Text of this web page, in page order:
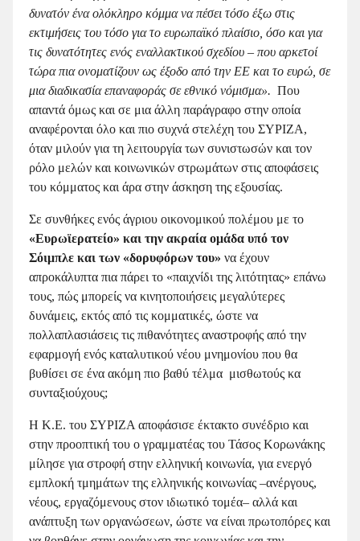
δυνατόν ένα ολόκληρο κόμμα να πέσει τόσο έξω στις
εκτιμήσεις του τόσο για το ευρωπαϊκό πλαίσιο, όσο και για
τις δυνατότητες ενός εναλλακτικού σχεδίου – που αρκετοί
τώρα πια ονοματίζουν ως έξοδο από την ΕΕ και το ευρώ, σε
μια διαδικασία επαναφοράς σε εθνικό νόμισμα». Που
απαντά όμως και σε μια άλλη παράγραφο στην οποία
αναφέρονται όλο και πιο συχνά στελέχη του ΣΥΡΙΖΑ,
όταν μιλούν για τη λειτουργία των συνιστωσών και τον
ρόλο μελών και κοινωνικών στρωμάτων στις αποφάσεις
του κόμματος και άρα στην άσκηση της εξουσίας.
Σε συνθήκες ενός άγριου οικονομικού πολέμου με το
«Ευρωϊερατείο» και την ακραία ομάδα υπό τον
Σόιμπλε και των «δορυφόρων του» να έχουν
απροκάλυπτα πια πάρει το «παιχνίδι της λιτότητας» επάνω
τους, πώς μπορείς να κινητοποιήσεις μεγαλύτερες
δυνάμεις, εκτός από τις κομματικές, ώστε να
πολλαπλασιάσεις τις πιθανότητες αναστροφής από την
εφαρμογή ενός καταλυτικού νέου μνημονίου που θα
βυθίσει σε ένα ακόμη πιο βαθύ τέλμα μισθωτούς κα
συνταξιούχους;
Η Κ.Ε. του ΣΥΡΙΖΑ αποφάσισε έκτακτο συνέδριο και
στην προοπτική του ο γραμματέας του Τάσος Κορωνάκης
μίλησε για στροφή στην ελληνική κοινωνία, για ενεργό
εμπλοκή τμημάτων της ελληνικής κοινωνίας –ανέργους,
νέους, εργαζόμενους στον ιδιωτικό τομέα– αλλά και
ανάπτυξη των οργανώσεων, ώστε να είναι πρωτοπόρες και